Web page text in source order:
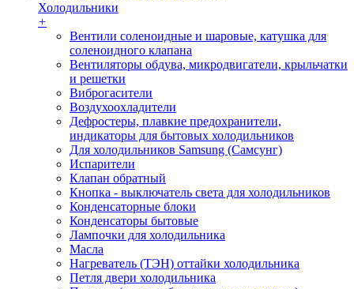
Холодильники
+
Вентили соленоидные и шаровые, катушка для
соленоидного клапана
Вентиляторы обдува, микродвигатели, крыльчатки
и решетки
Виброгасители
Воздухоохладители
Дефростеры, плавкие предохранители,
индикаторы для бытовых холодильников
Для холодильников Samsung (Самсунг)
Испарители
Клапан обратный
Кнопка - выключатель света для холодильников
Конденсаторные блоки
Конденсаторы бытовые
Лампочки для холодильника
Масла
Нагреватель (ТЭН) оттайки холодильника
Петля двери холодильника